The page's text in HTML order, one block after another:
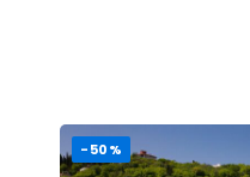
-50%